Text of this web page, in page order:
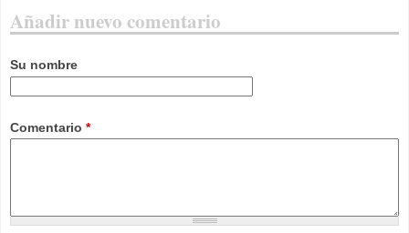
Añadir nuevo comentario
Su nombre
Comentario *